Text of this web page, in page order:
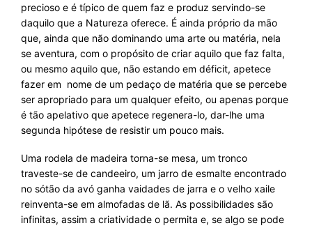
precioso e é típico de quem faz e produz servindo-se
daquilo que a Natureza oferece. É ainda próprio da mão
que, ainda que não dominando uma arte ou matéria, nela
se aventura, com o propósito de criar aquilo que faz falta,
ou mesmo aquilo que, não estando em déficit, apetece
fazer em nome de um pedaço de matéria que se percebe
ser apropriado para um qualquer efeito, ou apenas porque
é tão apelativo que apetece regenera-lo, dar-lhe uma
segunda hipótese de resistir um pouco mais.
Uma rodela de madeira torna-se mesa, um tronco
traveste-se de candeeiro, um jarro de esmalte encontrado
no sótão da avó ganha vaidades de jarra e o velho xaile
reinventa-se em almofadas de lã. As possibilidades são
infinitas, assim a criatividade o permita e, se algo se pode